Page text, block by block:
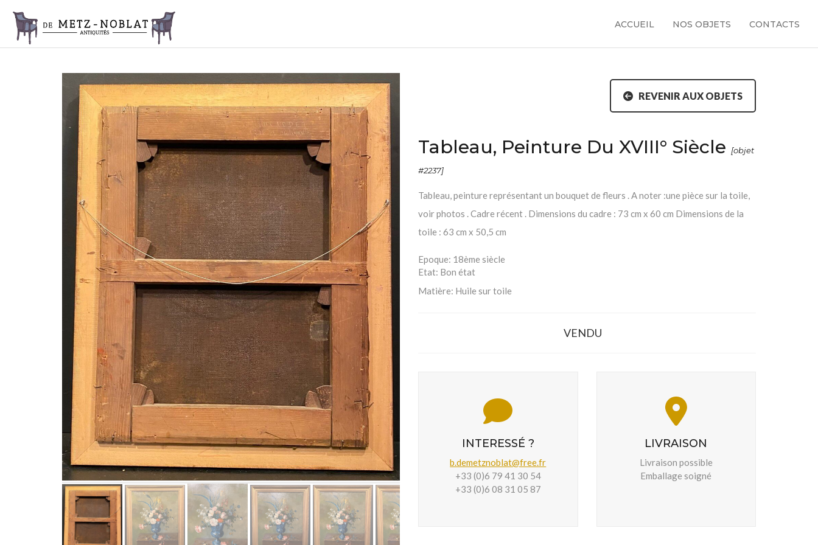
ACCUEIL NOS OBJETS CONTACTS
REVENIR AUX OBJETS
Tableau, Peinture Du XVIII° Siècle [objet
#2237]
Tableau, peinture représentant un bouquet de fleurs . A noter :une pièce sur la toile,
voir photos . Cadre récent . Dimensions du cadre : 73 cm x 60 cm Dimensions de la
toile : 63 cm x 50,5 cm
Epoque: 18ème siècle
Etat: Bon état
Matière: Huile sur toile
VENDU
INTERESSÉ ?
b.demetznoblat@free.fr
+33 (0)6 79 41 30 54
+33 (0)6 08 31 05 87
LIVRAISON
Livraison possible
Emballage soigné